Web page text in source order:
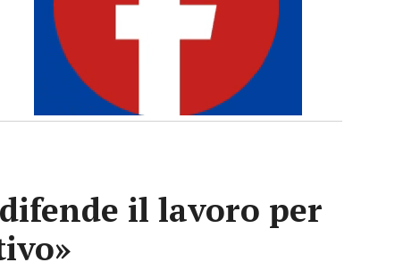
il lavoro per